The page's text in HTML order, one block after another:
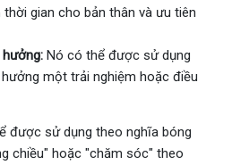
gian cho bản thân và ưu tiên
Nó có thể được sử dụng
một trải nghiệm hoặc điều
được sử dụng theo nghĩa bóng
chiều" hoặc "chăm sóc" theo